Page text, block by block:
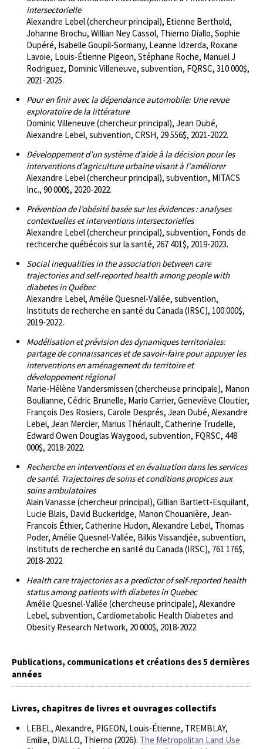
intersectorielle
Alexandre Lebel (chercheur principal), Etienne Berthold,
Johanne Brochu, Willian Ney Cassol, Thierno Diallo, Sophie
Dupéré, Isabelle Goupil-Sormany, Leanne Idzerda, Roxane
Lavoie, Louis-Étienne Pigeon, Stéphane Roche, Manuel J
Rodriguez, Dominic Villeneuve, subvention, FQRSC, 310 000$,
2021-2025.
Pour en finir avec la dépendance automobile: Une revue
exploratoire de la littérature
Dominic Villeneuve (chercheur principal), Jean Dubé,
Alexandre Lebel, subvention, CRSH, 29 556$, 2021-2022.
Développement d’un système d’aide à la décision pour les
interventions d’agriculture urbaine visant à l'améliorer
Alexandre Lebel (chercheur principal), subvention, MITACS
Inc., 90 000$, 2020-2022.
Prévention de l’obésité basée sur les évidences : analyses
contextuelles et interventions intersectorielles
Alexandre Lebel (chercheur principal), subvention, Fonds de
rechcerche québécois sur la santé, 267 401$, 2019-2023.
Social inequalities in the association between care
trajectories and self-reported health among people with
diabetes in Québec
Alexandre Lebel, Amélie Quesnel-Vallée, subvention,
Instituts de recherche en santé du Canada (IRSC), 100 000$,
2019-2022.
Modélisation et prévision des dynamiques territoriales:
partage de connaissances et de savoir-faire pour appuyer les
interventions en aménagement du territoire et
développement régional
Marie-Hélène Vandersmissen (chercheuse principale), Manon
Boulianne, Cédric Brunelle, Mario Carrier, Geneviève Cloutier,
François Des Rosiers, Carole Després, Jean Dubé, Alexandre
Lebel, Jean Mercier, Marius Thériault, Catherine Trudelle,
Edward Owen Douglas Waygood, subvention, FQRSC, 448
000$, 2018-2022.
Recherche en interventions et en évaluation dans les services
de santé. Trajectoires de soins et conditions propices aux
soins ambulatoires
Alain Vanasse (chercheur principal), Gillian Bartlett-Esquilant,
Lucie Blais, David Buckeridge, Manon Chouanière, Jean-
Francois Éthier, Catherine Hudon, Alexandre Lebel, Thomas
Poder, Amélie Quesnel-Vallée, Bilkis Vissandjée, subvention,
Instituts de recherche en santé du Canada (IRSC), 761 176$,
2018-2022.
Health care trajectories as a predictor of self-reported health
status among patients with diabetes in Quebec
Amélie Quesnel-Vallée (chercheuse principale), Alexandre
Lebel, subvention, Cardiometabolic Health Diabetes and
Obesity Research Network, 20 000$, 2018-2022.
Publications, communications et créations des 5 dernières
années
Livres, chapitres de livres et ouvrages collectifs
LEBEL, Alexandre, PIGEON, Louis-Étienne, TREMBLAY,
Emilie, DIALLO, Thierno (2026). The Metropolitan Land Use